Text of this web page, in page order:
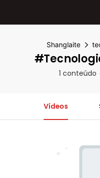
Shanglaite
1 conteúdo
Vídeos